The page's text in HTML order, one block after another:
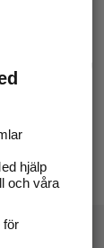
det.
igen
hjälp
och våra
för